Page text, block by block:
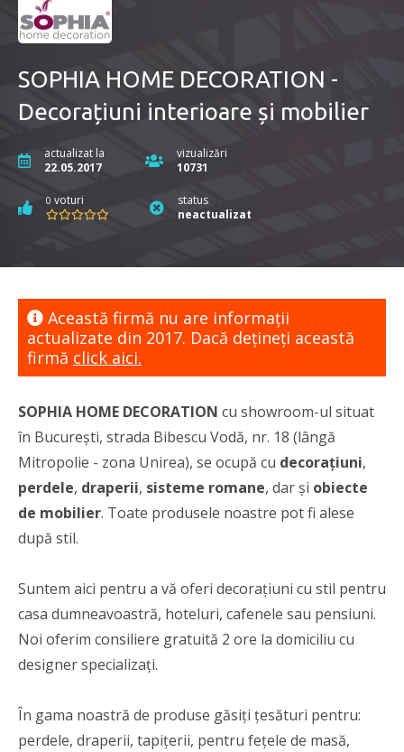
SOPHIA HOME DECORATION -
Decorațiuni interioare și mobilier
actualizat la
22.05.2017
vizualizări
10731
0 voturi
status
neactualizat
Această firmă nu are informaţii
actualizate din 2017. Dacă dețineți această
firmă click aici.
SOPHIA HOME DECORATION cu showroom-ul situat
în București, strada Bibescu Vodă, nr. 18 (lângă
Mitropolie - zona Unirea), se ocupă cu decorațiuni,
perdele, draperii, sisteme romane, dar și obiecte
de mobilier. Toate produsele noastre pot fi alese
după stil.
Suntem aici pentru a vă oferi decorațiuni cu stil pentru
casa dumneavoastră, hoteluri, cafenele sau pensiuni.
Noi oferim consiliere gratuită 2 ore la domiciliu cu
designer specializați.
În gama noastră de produse găsiți țesături pentru:
perdele, draperii, tapițerii, pentru fețele de masă,